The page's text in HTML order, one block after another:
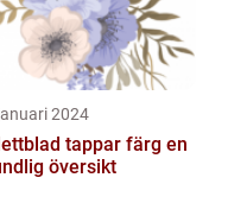
2024
tappar färg en
översikt